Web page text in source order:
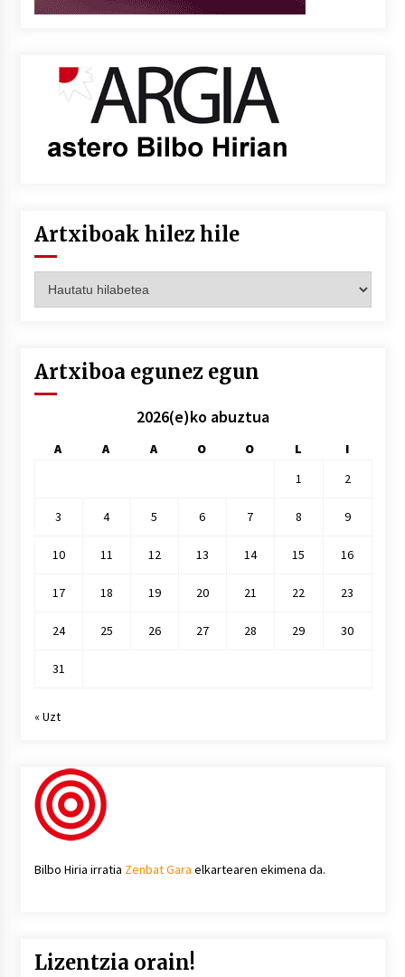
Artxiboak hilez hile
hilez
Artxiboa egunez egun
2026(e)ko abuztua
A A A O O L
I
1
2
3 4 5 6 7 8 9
10 11 12 13 14 15 16
17 18 19 20 21 22 23
24 25 26 27 28 29 30
31
« Uzt
Bilbo Hiria irratia Zenbat Gara elkartearen ekimena da.
Lizentzia orain!